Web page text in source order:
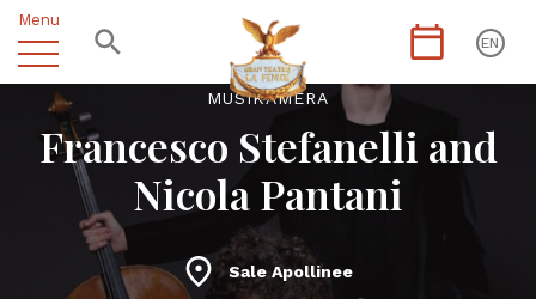
Menu
EN
MUSIKÀMERA
Francesco Stefanelli and
Nicola Pantani
Sale Apollinee